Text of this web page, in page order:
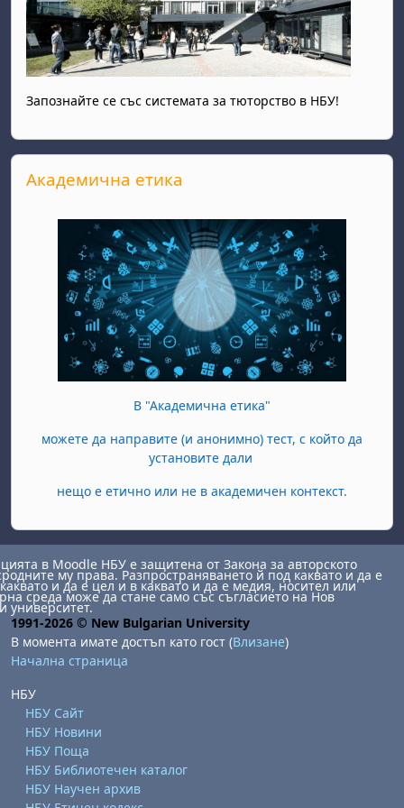
Запознайте се със системата за тюторство в НБУ!
Прескочи Академична етика
Академична етика
В "Академична етика"
можете да направите (и анонимно) тест, с който да
установите дали
нещо е етично или не в академичен контекст.
в Moodle НБУ е защитена от Закона за авторското
му права. Разпространяването й под каквато и да е
и да е цел и в каквато и да е медия, носител или
среда може да стане само със съгласието на Нов
университет.
1991-2026 © New Bulgarian University
В момента имате достъп като гост (Влизане)
Начална страница
НБУ
НБУ Сайт
НБУ Новини
НБУ Поща
НБУ Библиотечен каталог
НБУ Научен архив